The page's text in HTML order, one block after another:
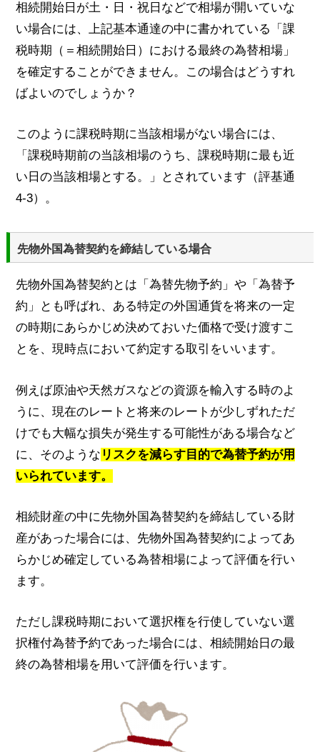
相続開始日が土・日・祝日などで相場が開いていな
い場合には、上記基本通達の中に書かれている「課
税時期（＝相続開始日）における最終の為替相場」
を確定することができません。この場合はどうすれ
ばよいのでしょうか？
このように課税時期に当該相場がない場合には、
「課税時期前の当該相場のうち、課税時期に最も近
い日の当該相場とする。」とされています（評基通
4-3）。
先物外国為替契約を締結している場合
先物外国為替契約とは「為替先物予約」や「為替予
約」とも呼ばれ、ある特定の外国通貨を将来の一定
の時期にあらかじめ決めておいた価格で受け渡すこ
とを、現時点において約定する取引をいいます。
例えば原油や天然ガスなどの資源を輸入する時のよ
うに、現在のレートと将来のレートが少しずれただ
けでも大幅な損失が発生する可能性がある場合など
に、そのような リスクを減らす目的で為替予約が用
いられています。
相続財産の中に先物外国為替契約を締結している財
産があった場合には、先物外国為替契約によってあ
らかじめ確定している為替相場によって評価を行い
ます。
ただし課税時期において選択権を行使していない選
択権付為替予約であった場合には、相続開始日の最
終の為替相場を用いて評価を行います。